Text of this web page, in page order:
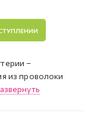
–
из проволоки